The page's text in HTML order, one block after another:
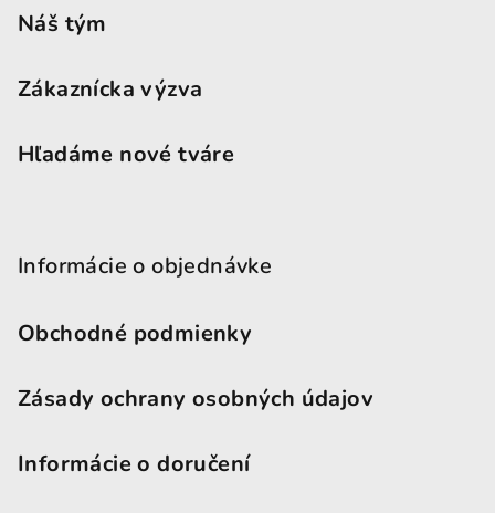
Náš tým
Zákaznícka výzva
Hľadáme nové tváre
Informácie o objednávke
Obchodné podmienky
Zásady ochrany osobných údajov
Informácie o doručení